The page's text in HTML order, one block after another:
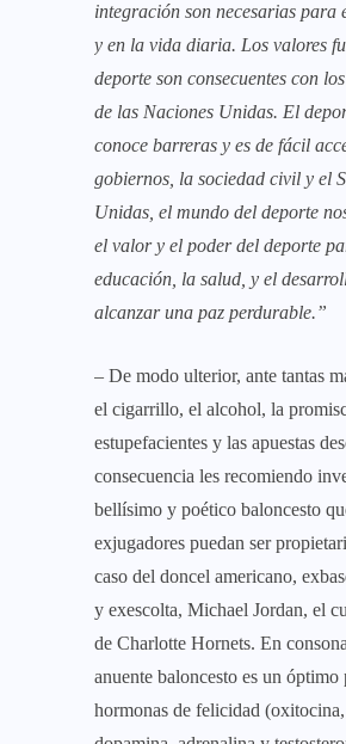
integración son necesarias para
y en la vida diaria. Los valores
deporte son consecuentes con
de las Naciones Unidas. El
conoce barreras y es de fácil
gobiernos, la sociedad civil y el
Unidas, el mundo del deporte
el valor y el poder del deporte
educación, la salud, y el
alcanzar una paz perdurable.”
– De modo ulterior, ante tantas
el cigarrillo, el alcohol, la
estupefacientes y las apuestas
consecuencia les recomiendo
bellísimo y poético baloncesto
exjugadores puedan ser
caso del doncel americano,
y exescolta, Michael Jordan, el
de Charlotte Hornets. En
anuente baloncesto es un óptimo
hormonas de felicidad